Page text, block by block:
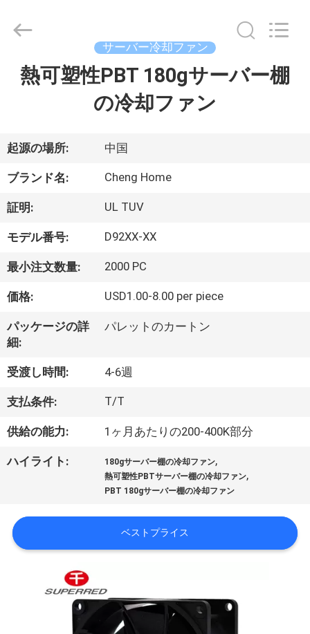
ロ
ダ
ク
ト
VR
シ
ョ
ー
私
達
に
い
て
2026
Co.,Ltd.
サーバー冷却ファン
熱可塑性PBT 180gサーバー棚
の冷却ファン
起源の場所: 中国
ブランド名: Cheng Home
証明: UL TUV
モデル番号: D92XX-XX
最小注文数量: 2000 PC
価格: USD1.00-8.00 per piece
パッケージの詳
細:
パレットのカートン
受渡し時間: 4-6週
支払条件: T/T
供給の能力: 1ヶ月あたりの200-400K部分
ハイライト: 180gサーバー棚の冷却ファン,
熱可塑性PBTサーバー棚の冷却ファン,
PBT 180gサーバー棚の冷却ファン
ベストプライス